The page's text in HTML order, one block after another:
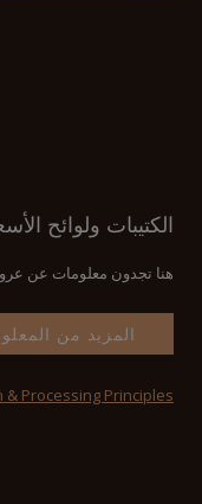
الكتيبات ولوائح
هنا تجدون معلومات عن
المزيد من
Processing Principles